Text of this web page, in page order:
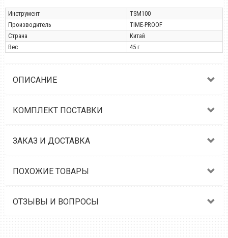
Инструмент
TSM100
Производитель
TIME-PROOF
Страна
Китай
Вес
45 г
ОПИСАНИЕ
КОМПЛЕКТ ПОСТАВКИ
ЗАКАЗ И ДОСТАВКА
ПОХОЖИЕ ТОВАРЫ
ОТЗЫВЫ И ВОПРОСЫ